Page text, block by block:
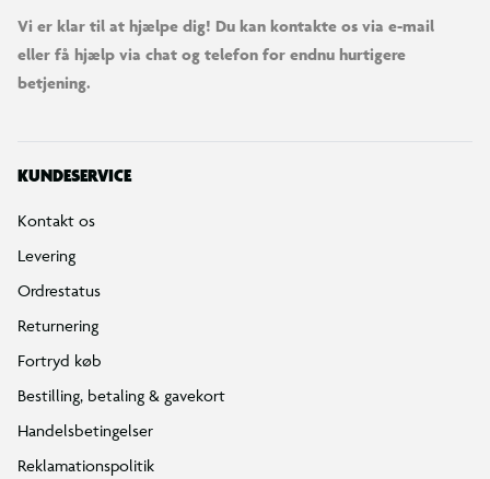
Vi er klar til at hjælpe dig! Du kan kontakte os via e-mail
eller få hjælp via chat og telefon for endnu hurtigere
betjening.
KUNDESERVICE
Kontakt os
Levering
Ordrestatus
Returnering
Fortryd køb
Bestilling, betaling & gavekort
Handelsbetingelser
Reklamationspolitik